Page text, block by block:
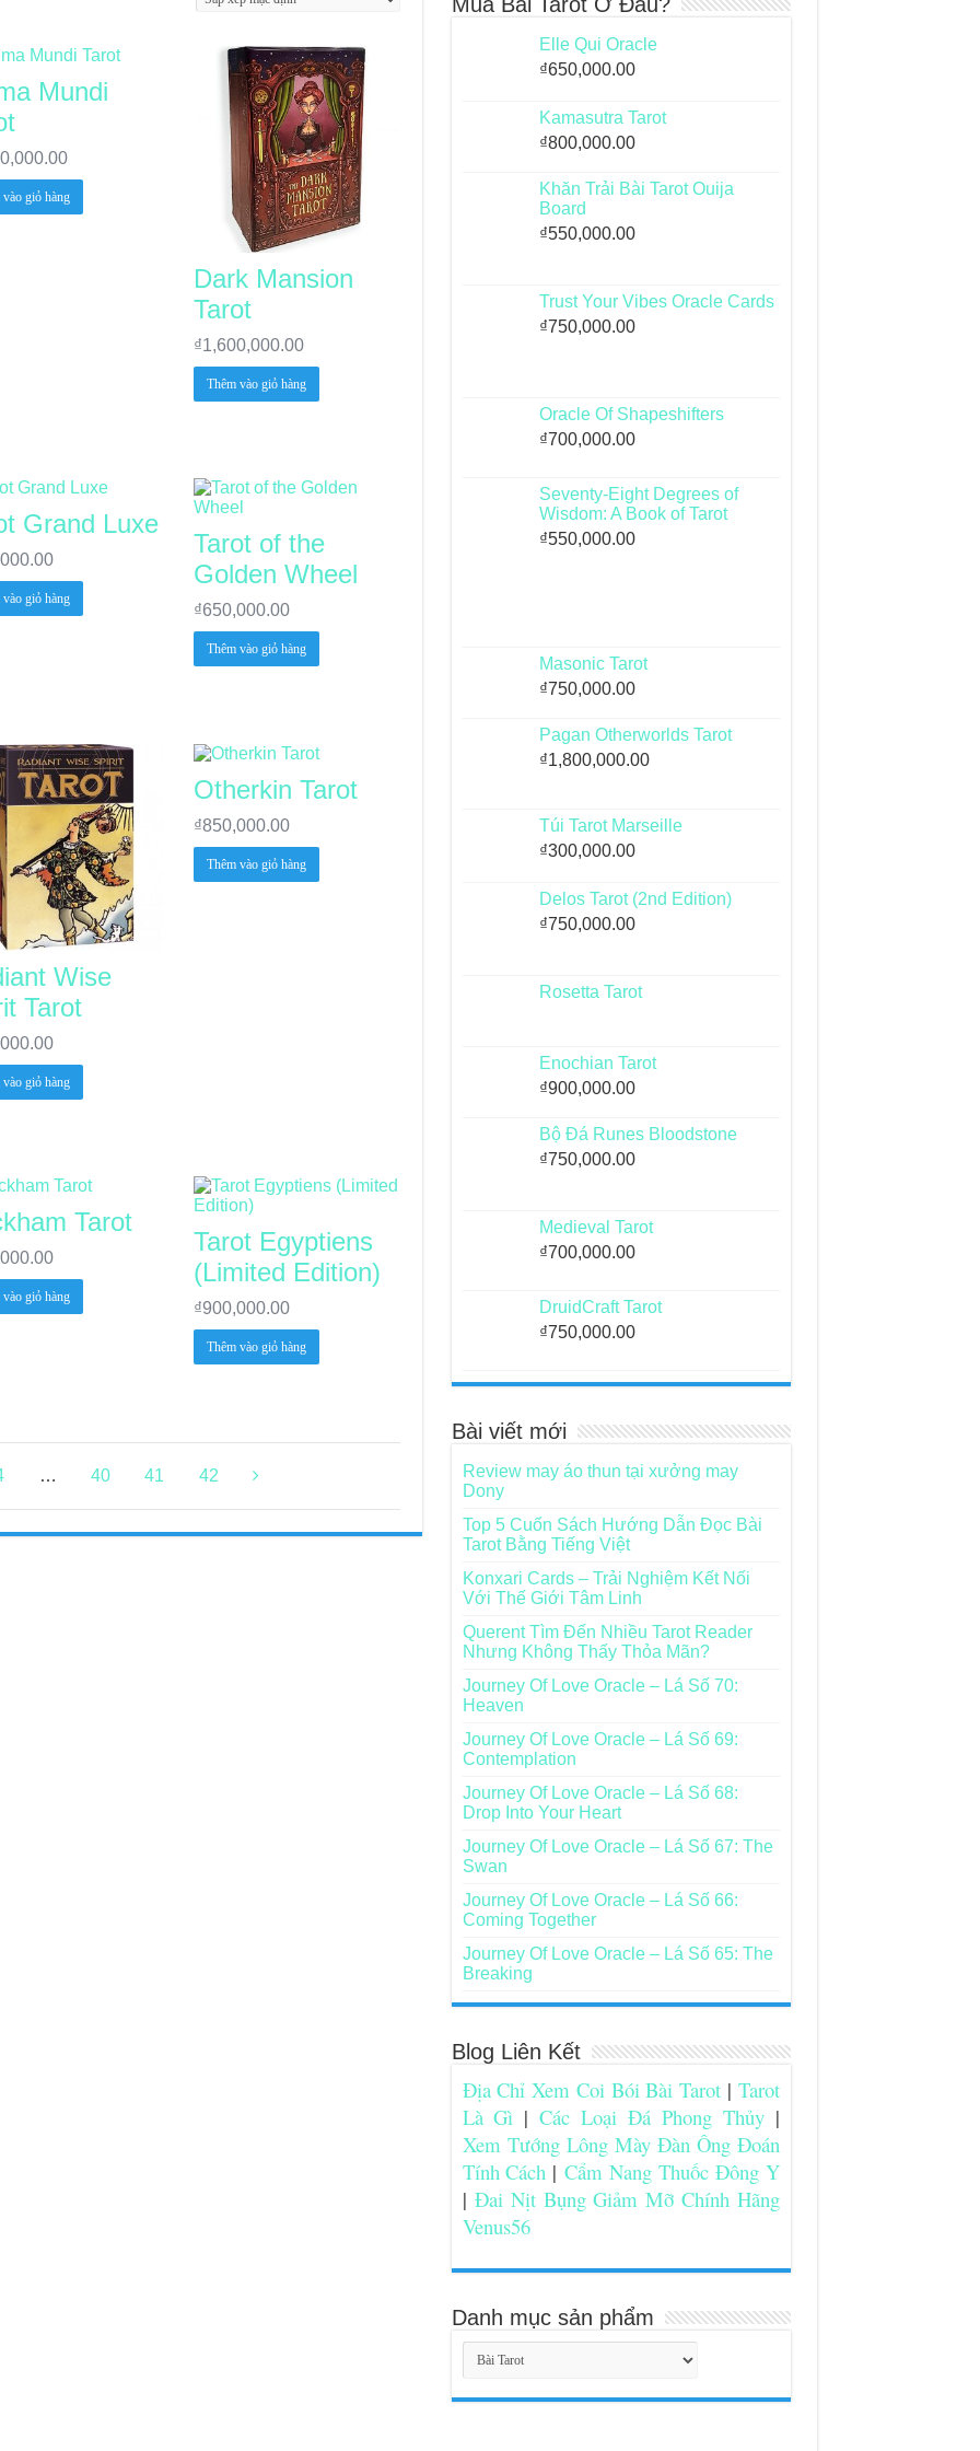
– Lá Số 66: Coming Together
– Lá Số 65: The Breaking
Mundi
vào giỏ hàng
Dark Mansion
Tarot
₫1,600,000.00
Thêm vào giỏ hàng
Grand Luxe
vào giỏ hàng
Tarot of the
Golden Wheel
₫650,000.00
Thêm vào giỏ hàng
Wise
Tarot
vào giỏ hàng
Otherkin Tarot
₫850,000.00
Thêm vào giỏ hàng
Tarot
vào giỏ hàng
Tarot Egyptiens
(Limited Edition)
₫900,000.00
Thêm vào giỏ hàng
… 40 41 42
Elle Qui Oracle
₫650,000.00
Kamasutra Tarot
₫800,000.00
Khăn Trải Bài Tarot Ouija
Board
₫550,000.00
Trust Your Vibes Oracle Cards
₫750,000.00
Oracle Of Shapeshifters
₫700,000.00
Seventy-Eight Degrees of
Wisdom: A Book of Tarot
₫550,000.00
Masonic Tarot
₫750,000.00
Pagan Otherworlds Tarot
₫1,800,000.00
Túi Tarot Marseille
₫300,000.00
Delos Tarot (2nd Edition)
₫750,000.00
Rosetta Tarot
Enochian Tarot
₫900,000.00
Bộ Đá Runes Bloodstone
₫750,000.00
Medieval Tarot
₫700,000.00
DruidCraft Tarot
₫750,000.00
Bài viết mới
Review may áo thun tại xưởng may
Dony
Top 5 Cuốn Sách Hướng Dẫn Đọc Bài
Tarot Bằng Tiếng Việt
Konxari Cards – Trải Nghiệm Kết Nối
Với Thế Giới Tâm Linh
Querent Tìm Đến Nhiều Tarot Reader
Nhưng Không Thấy Thỏa Mãn?
Journey Of Love Oracle – Lá Số 70:
Heaven
Journey Of Love Oracle – Lá Số 69:
Contemplation
Journey Of Love Oracle – Lá Số 68:
Drop Into Your Heart
Journey Of Love Oracle – Lá Số 67: The
Swan
Journey Of Love Oracle – Lá Số 66:
Coming Together
Journey Of Love Oracle – Lá Số 65: The
Breaking
Blog Liên Kết
Địa Chỉ Xem Coi Bói Bài Tarot | Tarot
Là Gì |Các Loại Đá Phong Thủy|
Xem Tướng Lông Mày Đàn Ông Đoán
Tính Cách |Cẩm Nang Thuốc Đông Y
|Đai Nịt Bụng Giảm Mỡ Chính Hãng
Venus56
Danh mục sản phẩm